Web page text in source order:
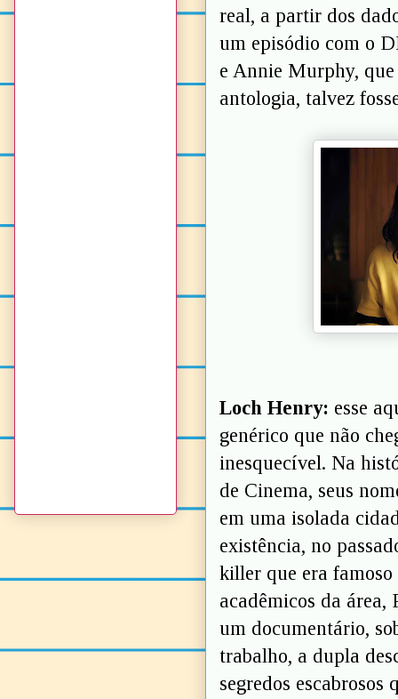
real, a partir dos
um episódio com o
e Annie Murphy,
antologia, talvez
Loch Henry: esse
genérico que não
inesquecível. Na
de Cinema, seus
em uma isolada
existência, no
killer que era
acadêmicos da área,
um documentário,
trabalho, a dupla
segredos